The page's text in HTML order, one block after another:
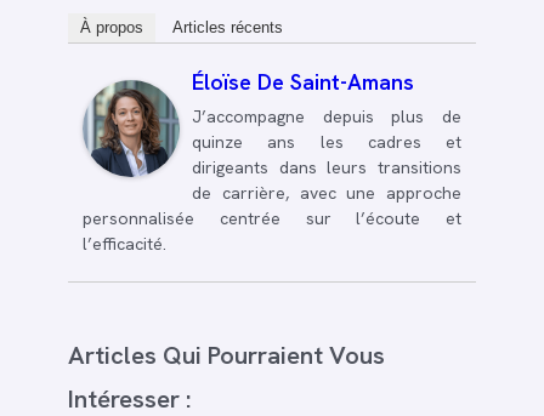
À propos Articles récents
Éloïse De Saint-Amans
J’accompagne depuis plus de
quinze ans les cadres et
dirigeants dans leurs transitions
de carrière, avec une approche
personnalisée centrée sur l’écoute et
l’efficacité.
Articles Qui Pourraient Vous
Intéresser :